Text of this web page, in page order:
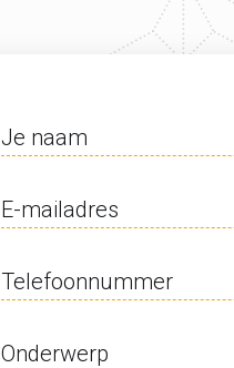
Je naam
E-mailadres
Telefoonnummer
Onderwerp